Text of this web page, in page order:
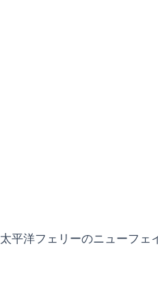
太平洋フェリーのニューフェ